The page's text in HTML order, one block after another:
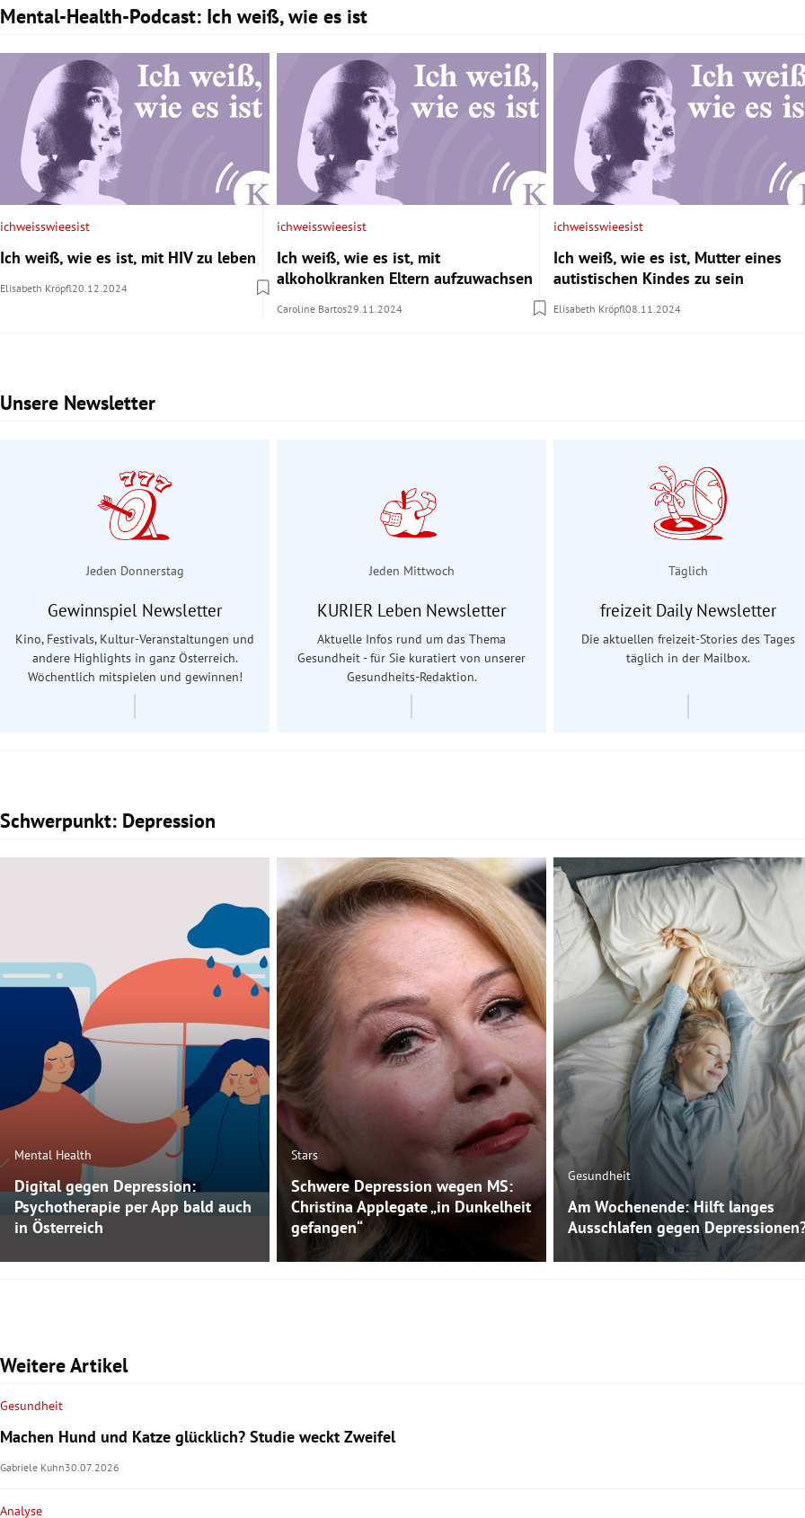
Mental-Health-Podcast: Ich weiß, wie es ist
Slide 1 von 3
ichweisswieesist
Ich weiß, wie es ist, mit HIV zu leben
Elisabeth Kröpfl20.12.2024
ichweisswieesist
Ich weiß, wie es ist, mit
alkoholkranken Eltern aufzuwachsen
Caroline Bartos29.11.2024
ichweisswieesist
Ich weiß, wie es ist, Mutter eines
autistischen Kindes zu sein
Elisabeth Kröpfl08.11.2024
Unsere Newsletter
Slide 1 von 2
Jeden Donnerstag
Gewinnspiel Newsletter
Kino, Festivals, Kultur-Veranstaltungen und
andere Highlights in ganz Österreich.
Wöchentlich mitspielen und gewinnen!
Jeden Mittwoch
KURIER Leben Newsletter
Aktuelle Infos rund um das Thema
Gesundheit - für Sie kuratiert von unserer
Gesundheits-Redaktion.
Täglich
freizeit Daily Newsletter
Die aktuellen freizeit-Stories des Tages
täglich in der Mailbox.
Schwerpunkt: Depression
Slide 1 von 2
Mental Health
Digital gegen Depression:
Psychotherapie per App bald auch
in Österreich
Stars
Schwere Depression wegen MS:
Christina Applegate „in Dunkelheit
gefangen“
Gesundheit
Am Wochenende: Hilft langes
Ausschlafen gegen
Weitere Artikel
Gesundheit
Machen Hund und Katze glücklich? Studie weckt Zweifel
Gabriele Kuhn30.07.2026
Analyse